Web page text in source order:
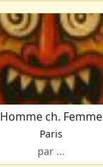
Homme ch. Femme
Paris
par ...